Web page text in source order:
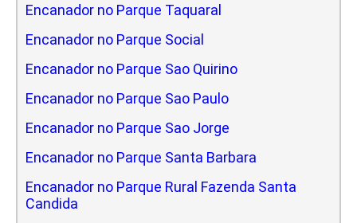
Encanador no Parque Taquaral
Encanador no Parque Social
Encanador no Parque Sao Quirino
Encanador no Parque Sao Paulo
Encanador no Parque Sao Jorge
Encanador no Parque Santa Barbara
Encanador no Parque Rural Fazenda Santa
Candida